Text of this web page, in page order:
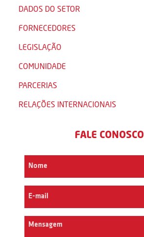
DADOS DO SETOR
FORNECEDORES
LEGISLAÇÃO
COMUNIDADE
PARCERIAS
RELAÇÕES INTERNACIONAIS
FALE CONOSCO